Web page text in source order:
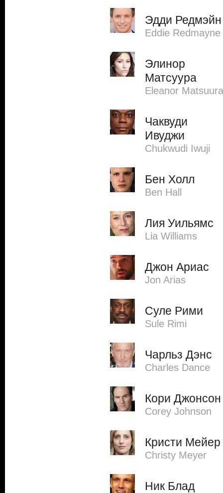
Эдди Редмэйн
Eddie Redmayne
Элинор
Матсуура
Eleanor Matsuura
Чаквуди
Ивуджи
Chukwudi Iwuji
Бен Холл
Ben Hall
Лия Уильямс
Lia Williams
Джон Ариас
Jon Arias
Суле Рими
Sule Rimi
Чарльз Дэнс
Charles Dance
Кори Джонсон
Corey Johnson
Кристи Мейер
Christy Meyer
Ник Блад